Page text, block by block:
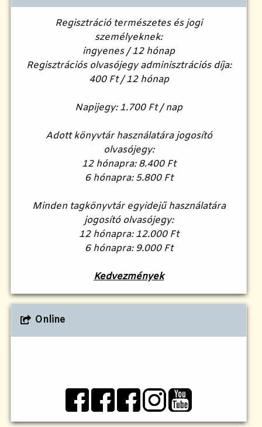
Regisztráció természetes és jogi
személyeknek:
ingyenes / 12 hónap
Regisztrációs olvasójegy adminisztrációs díja:
400 Ft / 12 hónap
Napijegy: 1.700 Ft / nap
Adott könyvtár használatára jogosító
olvasójegy:
12 hónapra: 8.400 Ft
6 hónapra: 5.800 Ft
Minden tagkönyvtár egyidejű használatára
jogosító olvasójegy:
12 hónapra: 12.000 Ft
6 hónapra: 9.000 Ft
Kedvezmények
Online